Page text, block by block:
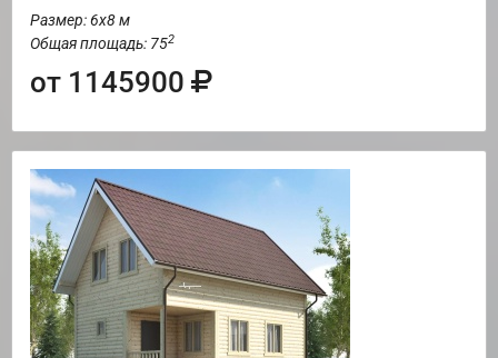
Размер: 6х8 м
Общая площадь: 752
от 1145900